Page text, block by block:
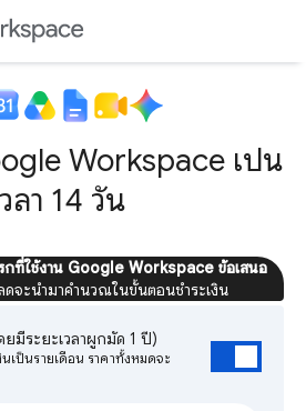
Workspace เป็น
วลา 14 วัน
กที่ใช้งาน Google Workspace ข้อเสนอ
ดจะนำมาคำนวณในขั้นตอนชำระเงิน
ยมีระยะเวลาผูกมัด 1 ปี)
เป็นรายเดือน ราคาทั้งหมดจะ